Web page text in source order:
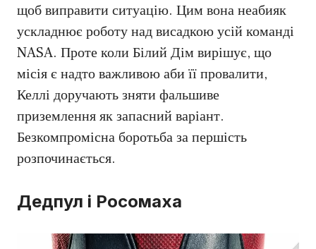
щоб виправити ситуацію. Цим вона неабияк
ускладнює роботу над висадкою усій команді
NASA. Проте коли Білий Дім вирішує, що
місія є надто важливою аби її провалити,
Келлі доручають зняти фальшиве
приземлення як запасний варіант.
Безкомпромісна боротьба за першість
розпочинається.
Дедпул і Росомаха